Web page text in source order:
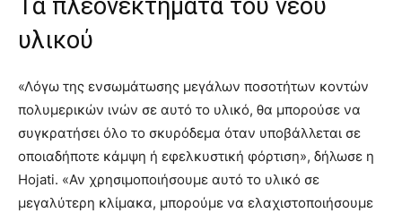
Τα πλεονεκτήματα του νέου
υλικού
«Λόγω της ενσωμάτωσης μεγάλων ποσοτήτων κοντών
πολυμερικών ινών σε αυτό το υλικό, θα μπορούσε να
συγκρατήσει όλο το σκυρόδεμα όταν υποβάλλεται σε
οποιαδήποτε κάμψη ή εφελκυστική φόρτιση», δήλωσε η
Hojati. «Αν χρησιμοποιήσουμε αυτό το υλικό σε
μεγαλύτερη κλίμακα, μπορούμε να ελαχιστοποιήσουμε